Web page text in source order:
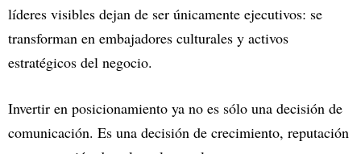
líderes visibles dejan de ser únicamente ejecutivos: se
transforman en embajadores culturales y activos
estratégicos del negocio.
Invertir en posicionamiento ya no es sólo una decisión de
comunicación. Es una decisión de crecimiento, reputación